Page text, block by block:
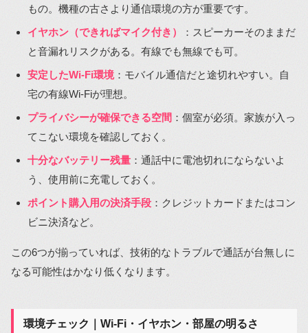
もの。機種の古さより通信環境の方が重要です。
イヤホン（できればマイク付き）
：スピーカーそのままだ
と音漏れリスクがある。有線でも無線でも可。
安定したWi-Fi環境：モバイル通信だと途切れやすい。自
宅の有線Wi-Fiが理想。
プライバシーが確保できる空間 ：個室が必須。家族が入っ
てこない環境を確認しておく。
十分なバッテリー残量 ：通話中に電池切れにならないよ
う、使用前に充電しておく。
ポイント購入用の決済手段 ：クレジットカードまたはコン
ビニ決済など。
この6つが揃っていれば、技術的なトラブルで通話が台無しに
なる可能性はかなり低くなります。
環境チェック｜Wi-Fi・イヤホン・部屋の明るさ